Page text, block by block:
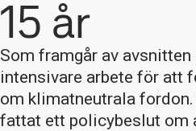
15 år
Som framgår av
intensivare arbete för att
om klimatneutrala
fattat ett policybeslut om